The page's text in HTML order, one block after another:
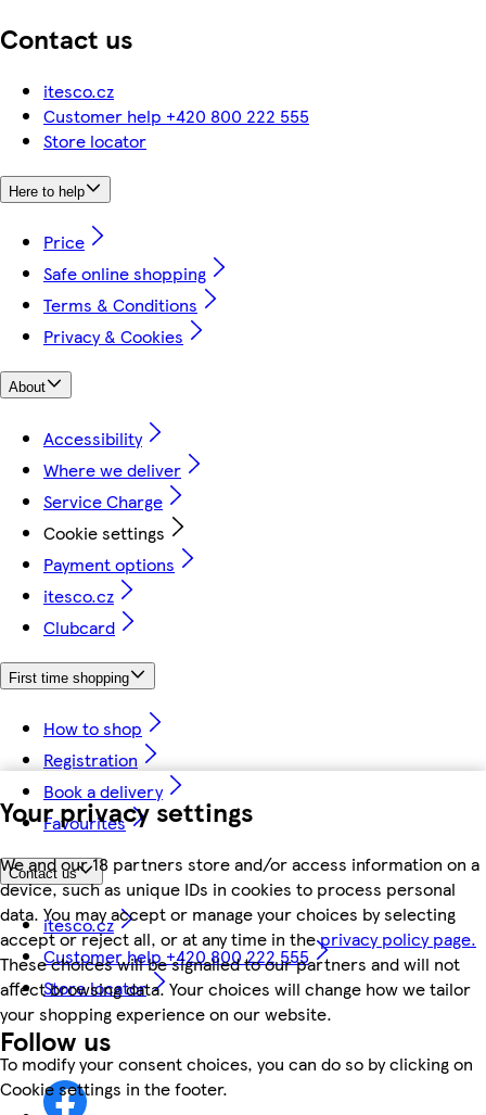
Your privacy settings
We and our 18 partners store and/or access information on a
device, such as unique IDs in cookies to process personal
data. You may accept or manage your choices by selecting
accept or reject all, or at any time in theprivacy policy page.
These choices will be signalled to our partners and will not
affect browsing data. Your choices will change how we tailor
your shopping experience on our website.
To modify your consent choices, you can do so by clicking on
Cookie settings in the footer.
Contact us
itesco.cz
Customer help +420 800 222 555
Store locator
Here to help
Price
Safe online shopping
Terms & Conditions
Privacy & Cookies
About
Accessibility
Where we deliver
Service Charge
Cookie settings
Payment options
itesco.cz
Clubcard
First time shopping
How to shop
Registration
Book a delivery
Favourites
Contact us
itesco.cz
Customer help +420 800 222 555
Store locator
Follow us